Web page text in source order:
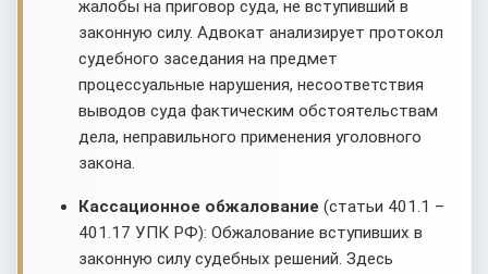
жалобы на приговор суда, не вступивший в
законную силу. Адвокат анализирует протокол
судебного заседания на предмет
процессуальные нарушения, несоответствия
выводов суда фактическим обстоятельствам
дела, неправильного применения уголовного
закона.
Кассационное обжалование (статьи 401.1 –
401.17 УПК РФ): Обжалование вступивших в
законную силу судебных решений. Здесь